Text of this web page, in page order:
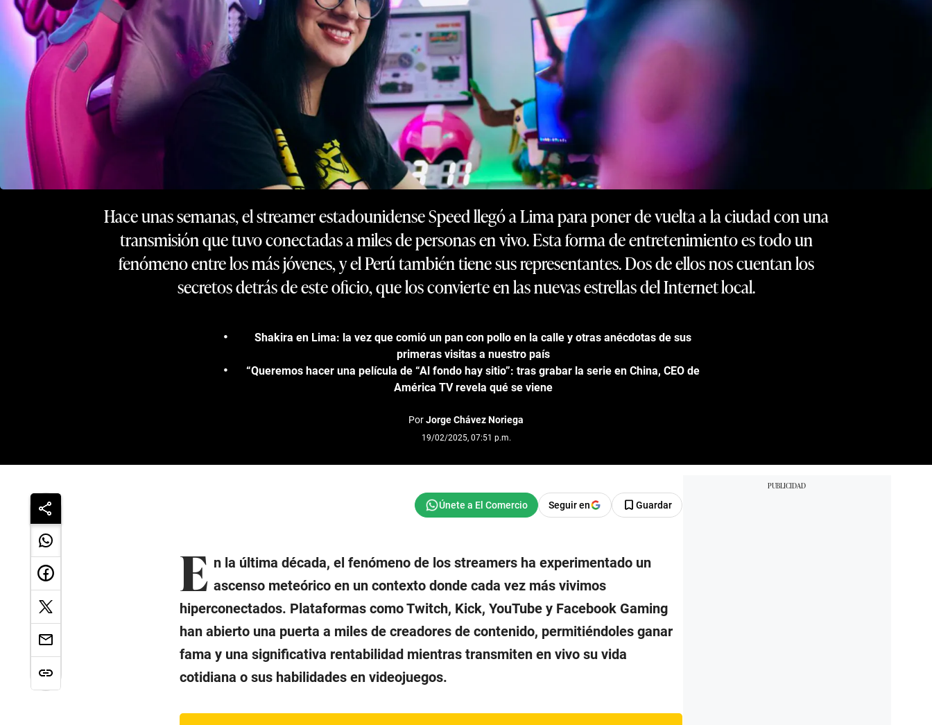
Hace unas semanas, el streamer estadounidense Speed llegó a Lima para poner de vuelta a la ciudad con una
transmisión que tuvo conectadas a miles de personas en vivo. Esta forma de entretenimiento es todo un
fenómeno entre los más jóvenes, y el Perú también tiene sus representantes. Dos de ellos nos cuentan los
secretos detrás de este oficio, que los convierte en las nuevas estrellas del Internet local.
Shakira en Lima: la vez que comió un pan con pollo en la calle y otras anécdotas de sus
primeras visitas a nuestro país
“Queremos hacer una película de “Al fondo hay sitio”: tras grabar la serie en China, CEO de
América TV revela qué se viene
PorJorge Chávez Noriega
19/02/2025, 07:51 p.m.
Seguir en Guardar
E n la última década, el fenómeno de los streamers ha experimentado un
ascenso meteórico en un contexto donde cada vez más vivimos
hiperconectados. Plataformas como Twitch, Kick, YouTube y Facebook Gaming
han abierto una puerta a miles de creadores de contenido, permitiéndoles ganar
fama y una significativa rentabilidad mientras transmiten en vivo su vida
cotidiana o sus habilidades en videojuegos.